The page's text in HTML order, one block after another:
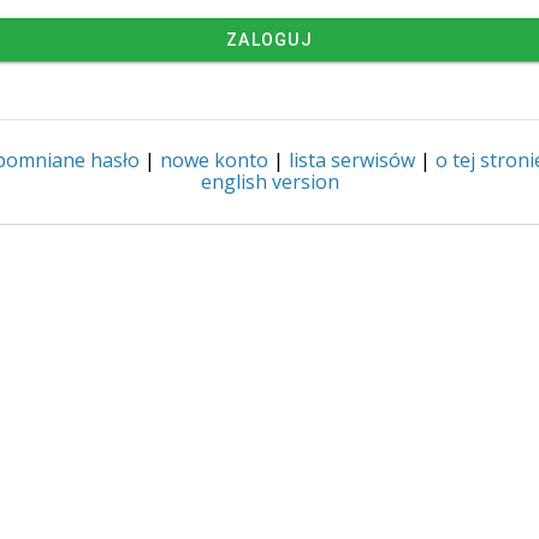
ZALOGUJ
hasło | nowe konto | lista serwisów | o tej
english version